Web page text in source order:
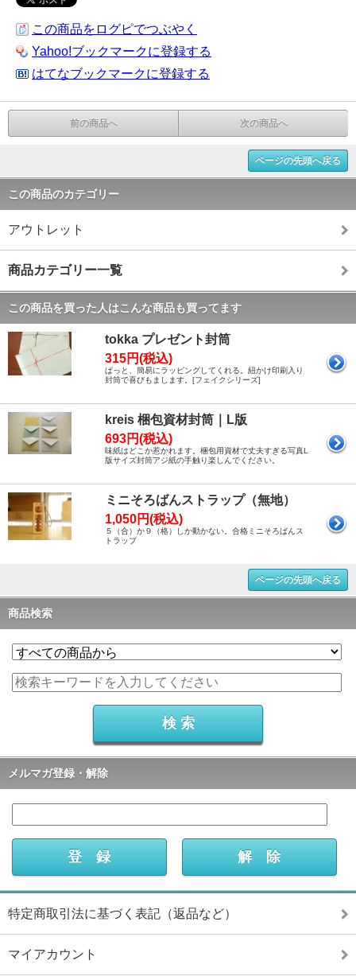
この商品をログピでつぶやく
Yahoo!ブックマークに登録する
はてなブックマークに登録する
前の商品へ 次の商品へ
ページの先頭へ戻る
この商品のカテゴリー
アウトレット
商品カテゴリー一覧
この商品を買った人はこんな商品も買ってます
tokka プレゼント封筒
315円(税込)
ぱっと、簡易にラッピングしてくれる。紐かけ印刷入り
封筒で喜びもまします。[フェイクシリーズ]
kreis 梱包資材封筒｜L版
693円(税込)
味紙はどこか惹かれます。梱包用資材で丈夫すぎる写真L
版サイズ封筒アジ紙の手触り楽しんでください。
ミニそろばんストラップ（無地）
1,050円(税込)
５（合）か９（格）しか動かない。合格ミニそろばんス
トラップ
ページの先頭へ戻る
商品検索
メルマガ登録・解除
特定商取引法に基づく表記（返品など）
マイアカウント